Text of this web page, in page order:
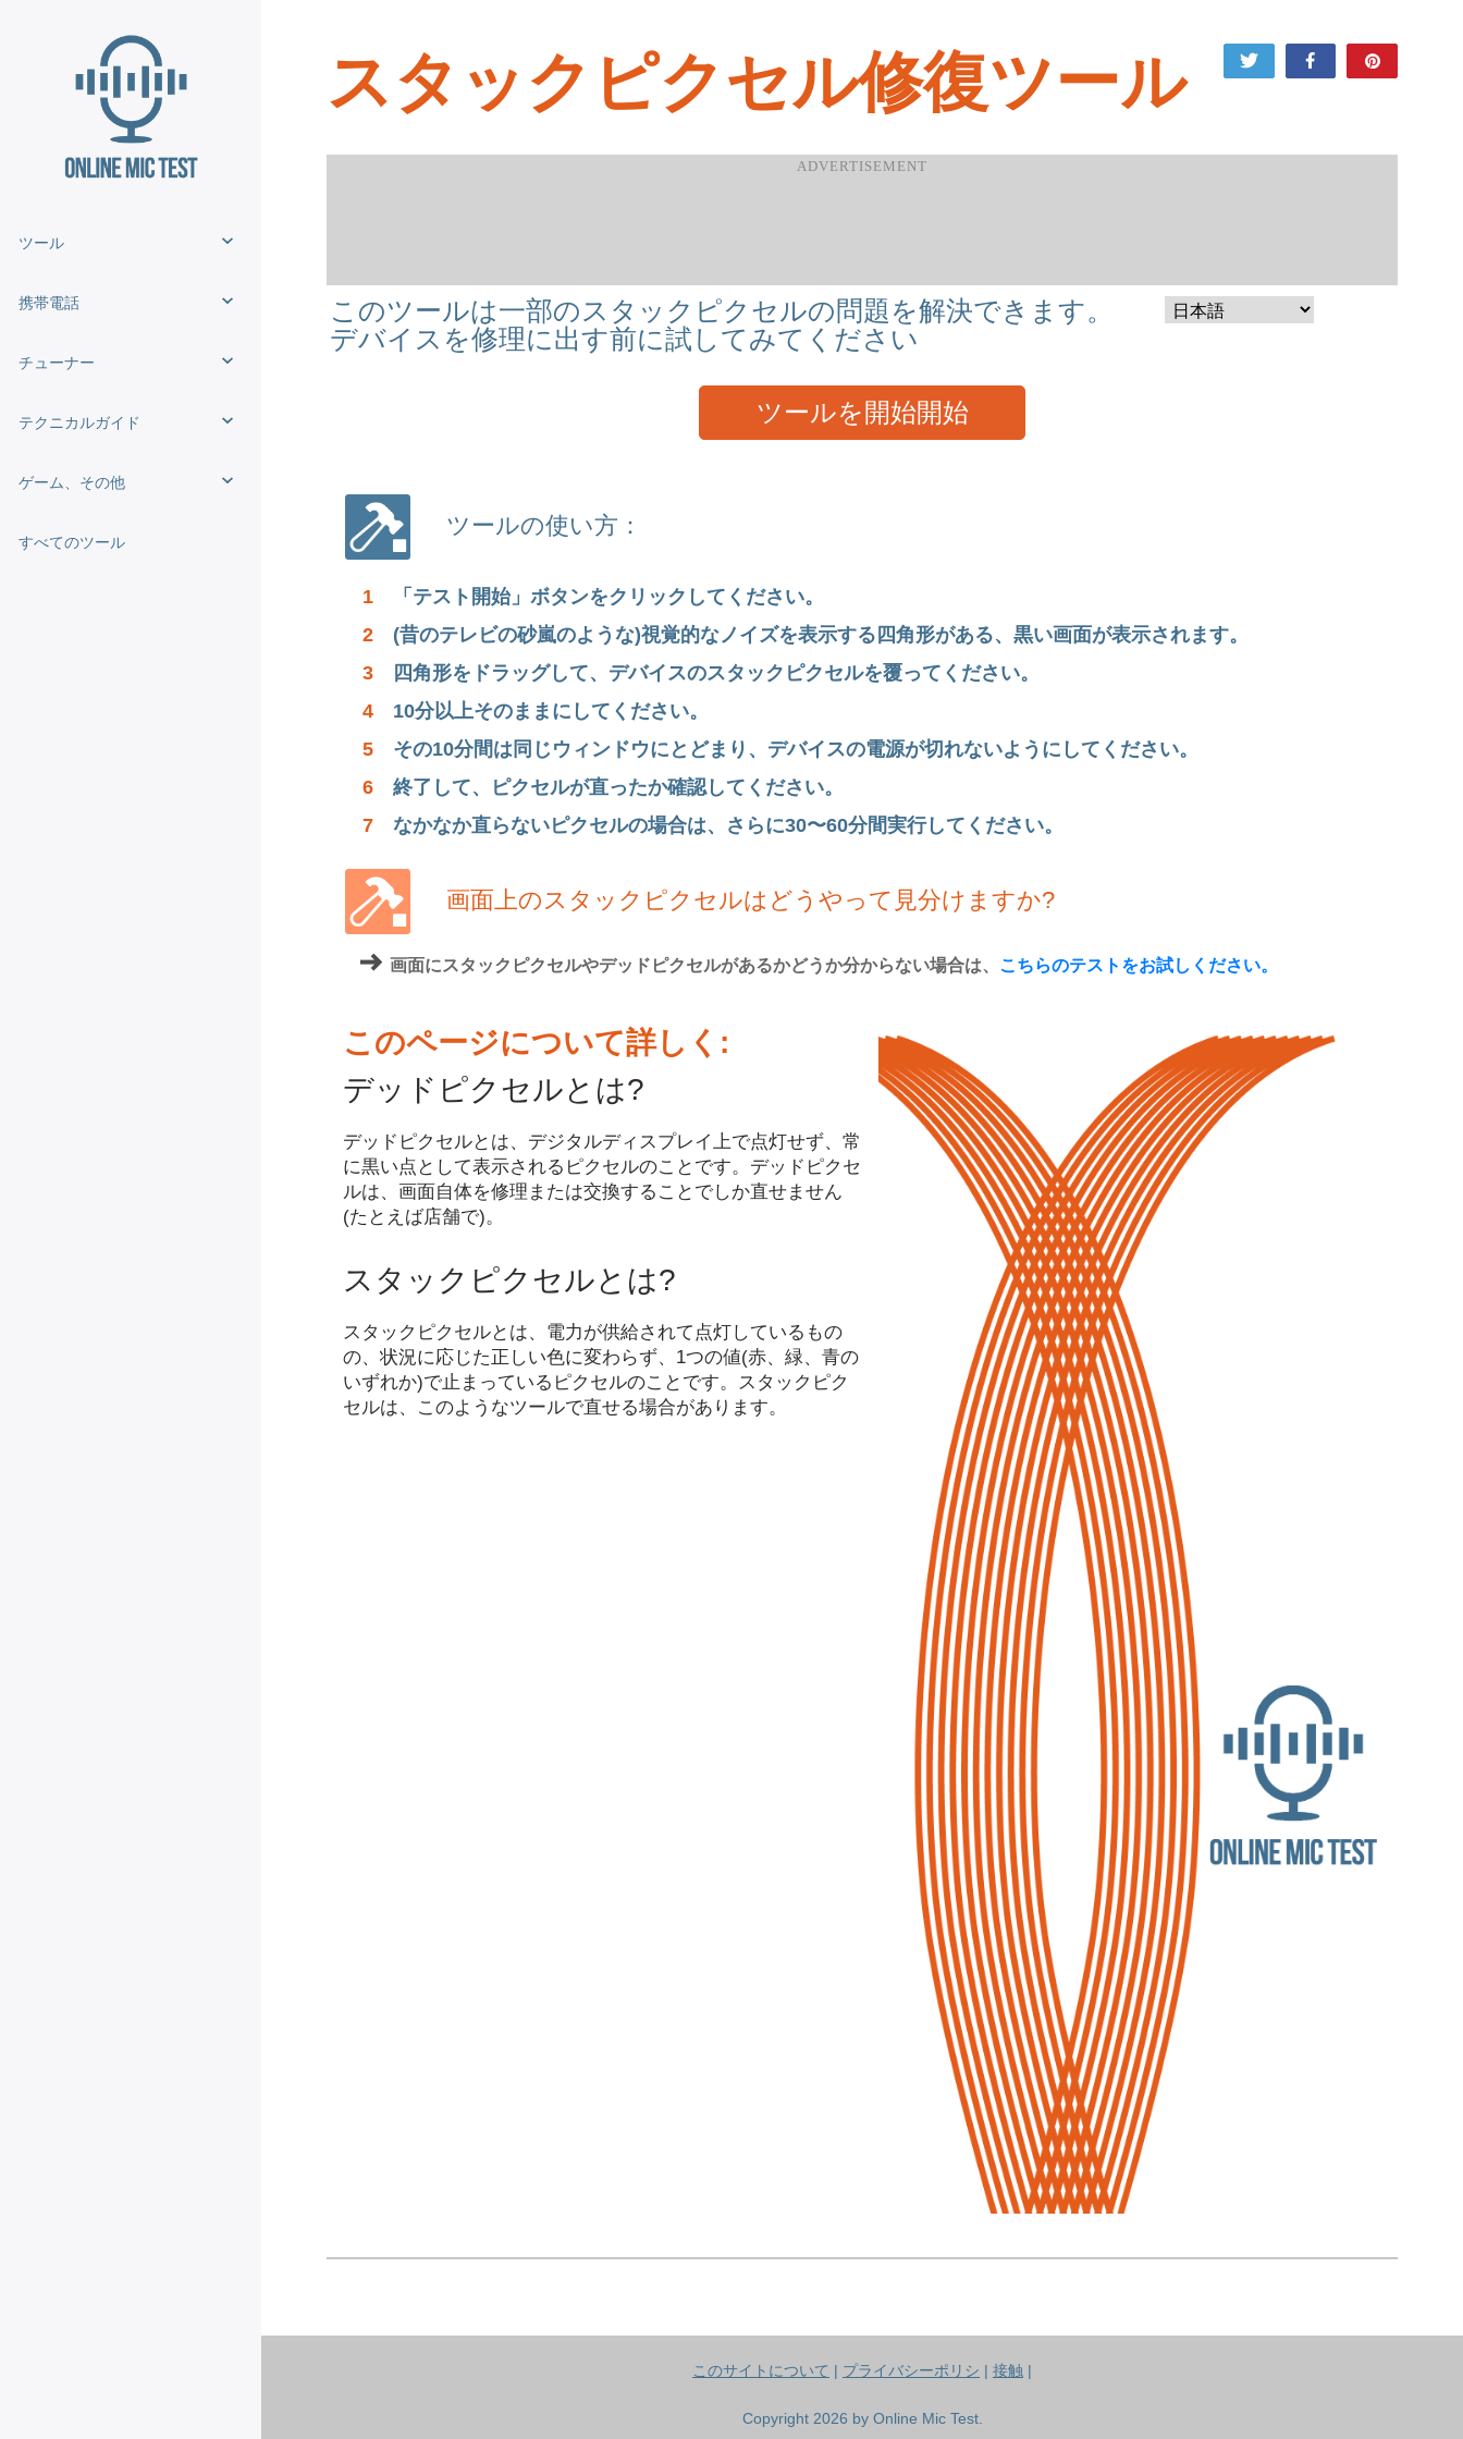
ツール
携帯電話
チューナー
テクニカルガイド
ゲーム、その他
すべてのツール
スタックピクセル修復ツール Tweet Share
このツールは一部のスタックピクセルの問題を解決できます。
デバイスを修理に出す前に試してみてください
ツールを開始開始
ツールの使い方：
1
「テスト開始」ボタンをクリックしてください。
2
(昔のテレビの砂嵐のような)視覚的なノイズを表示する四角形がある、黒い画面が表示されます。
3
四角形をドラッグして、デバイスのスタックピクセルを覆ってください。
4
10分以上そのままにしてください。
5
その10分間は同じウィンドウにとどまり、デバイスの電源が切れないようにしてください。
6
終了して、ピクセルが直ったか確認してください。
7
なかなか直らないピクセルの場合は、さらに30〜60分間実行してください。
画面上のスタックピクセルはどうやって見分けますか?
画面にスタックピクセルやデッドピクセルがあるかどうか分からない場合は、 こちらのテストをお試しください。
このページについて詳しく:
デッドピクセルとは?
デッドピクセルとは、デジタルディスプレイ上で点灯せず、常
に黒い点として表示されるピクセルのことです。デッドピクセ
ルは、画面自体を修理または交換することでしか直せません
(たとえば店舗で)。
スタックピクセルとは?
スタックピクセルとは、電力が供給されて点灯しているもの
の、状況に応じた正しい色に変わらず、1つの値(赤、緑、青の
いずれか)で止まっているピクセルのことです。スタックピク
セルは、このようなツールで直せる場合があります。
このサイトについて | プライバシーポリシ | 接触 |
Copyright 2026 by Online Mic Test.